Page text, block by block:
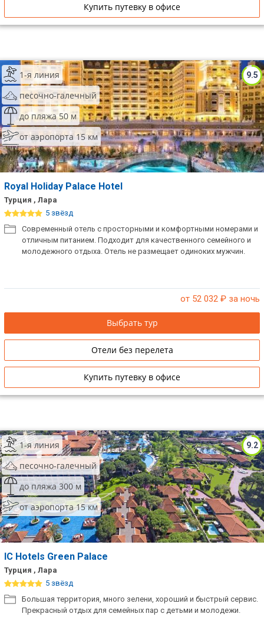
Купить путевку в офисе
9.5
1-я линия
песочно-галечный
до пляжа 50 м
от аэропорта 15 км
Royal Holiday Palace Hotel
Турция , Лара
5 звёзд
Современный отель с просторными и комфортными номерами и
отличным питанием. Подходит для качественного семейного и
молодежного отдыха. Отель не размещает одиноких мужчин.
от 52 032 ₽ за ночь
Выбрать тур
Отели без перелета
Купить путевку в офисе
9.2
1-я линия
песочно-галечный
до пляжа 300 м
от аэропорта 15 км
IC Hotels Green Palace
Турция , Лара
5 звёзд
Большая территория, много зелени, хороший и быстрый сервис.
Прекрасный отдых для семейных пар с детьми и молодежи.